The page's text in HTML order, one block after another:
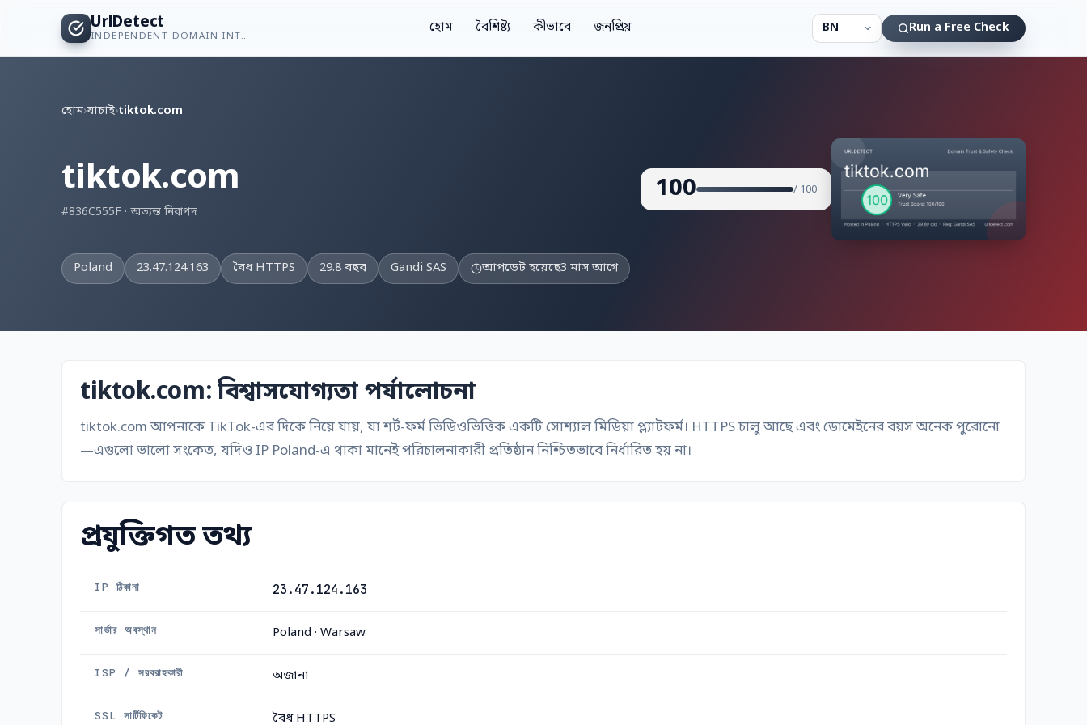
UrlDetect
INDEPENDENT DOMAIN INTELLIGENCE
হোম বৈশিষ্ট্য কীভাবে জনপ্রিয় Run a Free Check
হোম›যাচাই›tiktok.com
tiktok.com
#836C555F · অত্যন্ত নিরাপদ
100 / 100
Poland 23.47.124.163 বৈধ HTTPS 29.8 বছর Gandi SAS আপডেট হয়েছে3 মাস আগে
tiktok.com: বিশ্বাসযোগ্যতা পর্যালোচনা
tiktok.com আপনাকে TikTok-এর দিকে নিয়ে যায়, যা শর্ট-ফর্ম ভিডিওভিত্তিক একটি সোশ্যাল মিডিয়া প্ল্যাটফর্ম। HTTPS চালু আছে এবং ডোমেইনের বয়স অনেক পুরোনো
—এগুলো ভালো সংকেত, যদিও IP Poland-এ থাকা মানেই পরিচালনাকারী প্রতিষ্ঠান নিশ্চিতভাবে নির্ধারিত হয় না।
প্রযুক্তিগত তথ্য
IP ঠিকানা 23.47.124.163
সার্ভার অবস্থান Poland · Warsaw
ISP / সরবরাহকারী অজানা
SSL সার্টিফিকেট বৈধ HTTPS